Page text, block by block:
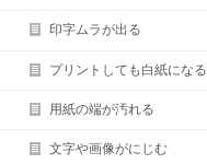
印字ムラが出る
プリントしても白紙になる
用紙の端が汚れる
文字や画像がにじむ